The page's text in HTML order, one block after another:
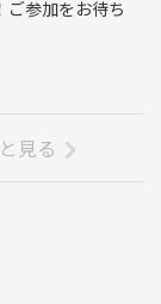
ご参加をお待ち
見る